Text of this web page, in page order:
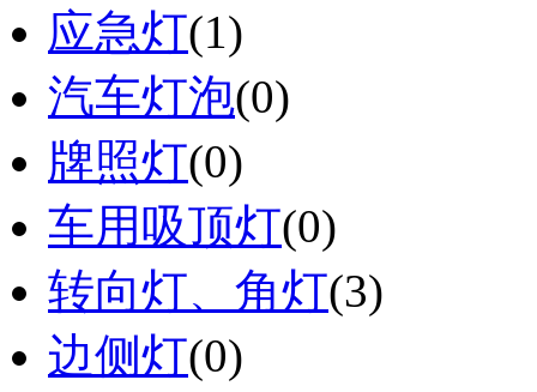
应急灯(1)
汽车灯泡(0)
牌照灯(0)
车用吸顶灯(0)
转向灯、角灯(3)
边侧灯(0)